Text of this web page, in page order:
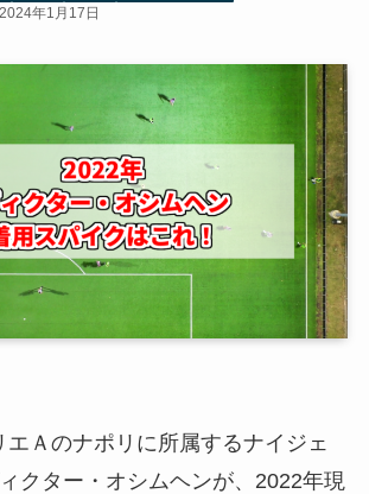
2024年1月17日
エＡのナポリに所属するナイジェ
クター・オシムヘンが、2022年現